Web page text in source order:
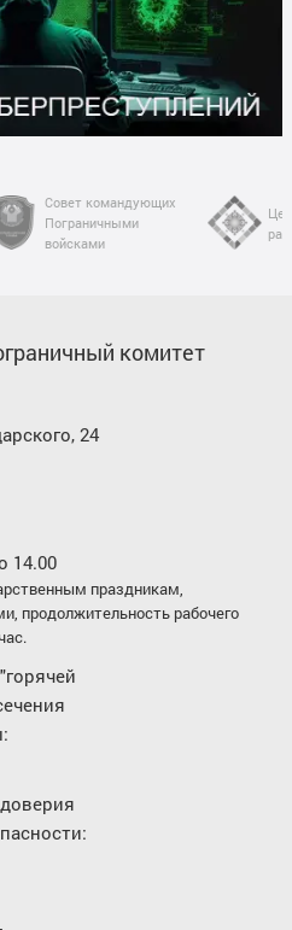
Совет командующих
Пограничными
войсками
комитет
24
14.00
праздникам,
продолжительность рабочего